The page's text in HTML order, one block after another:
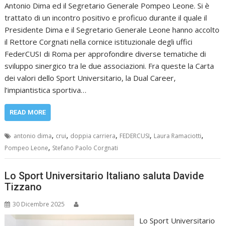
Antonio Dima ed il Segretario Generale Pompeo Leone. Si è
trattato di un incontro positivo e proficuo durante il quale il
Presidente Dima e il Segretario Generale Leone hanno accolto
il Rettore Corgnati nella cornice istituzionale degli uffici
FederCUSI di Roma per approfondire diverse tematiche di
sviluppo sinergico tra le due associazioni. Fra queste la Carta
dei valori dello Sport Universitario, la Dual Career,
l’impiantistica sportiva…
READ MORE
antonio dima, crui, doppia carriera, FEDERCUSI, Laura Ramaciotti,
Pompeo Leone, Stefano Paolo Corgnati
Lo Sport Universitario Italiano saluta Davide
Tizzano
30 Dicembre 2025
Lo Sport Universitario